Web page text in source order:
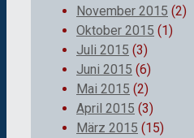
November 2015 (2)
Oktober 2015 (1)
Juli 2015 (3)
Juni 2015 (6)
Mai 2015 (2)
April 2015 (3)
März 2015 (15)